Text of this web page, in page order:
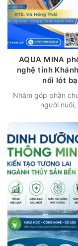
AQUA MINA
nghệ tỉnh
nổi lót
Nhằm góp phần
người nuôi,